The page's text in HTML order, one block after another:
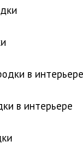
в интерьере